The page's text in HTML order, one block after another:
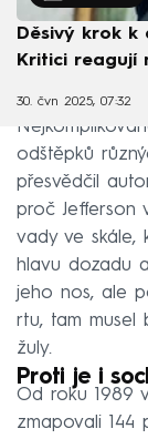
Děsivý krok k
Kritici reagují
30. čvn 2025, 07:32
odštěpků
přesvědčil
proč Jefferson
vady ve skále,
hlavu dozadu
jeho nos, ale
rtu, tam musel
žuly.
Proti je i
Od roku 1989
zmapovali 144